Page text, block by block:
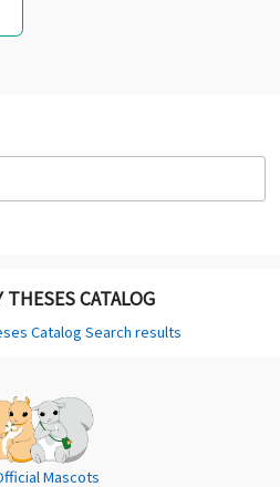
CATALOG
Catalog Search results
Mascots